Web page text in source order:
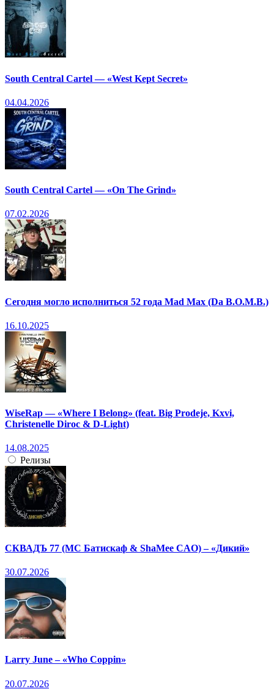
South Central Cartel — «West Kept Secret»
04.04.2026
South Central Cartel — «On The Grind»
07.02.2026
Сегодня могло исполниться 52 года Mad Max (Da B.O.M.B.)
16.10.2025
WiseRap — «Where I Belong» (feat. Big Prodeje, Kxvi,
Christenelle Diroc & D-Light)
14.08.2025
Релизы
СКВАДЪ 77 (МС Батискаф & ShaMee CAO) – «Дикий»
30.07.2026
Larry June – «Who Coppin»
20.07.2026